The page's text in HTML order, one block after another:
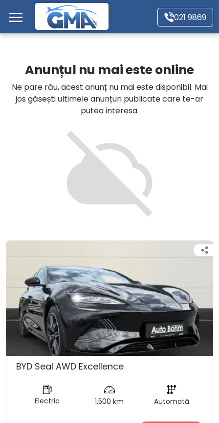
Mergi direct la conținutul principal
021 9869
Autoturisme
Motociclete
Autoutilitare
Alte tipuri vehicule
Anunțul nu mai este online
Ne pare rău, acest anunț nu mai este disponibil. Mai
jos găsești ultimele anunțuri publicate care te-ar
putea interesa.
BYD Seal AWD Excellence
Electric 1.500 km Automată